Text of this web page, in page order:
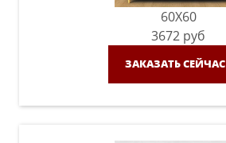
60X60
3672 руб
ЗАКАЗАТЬ СЕЙЧАС